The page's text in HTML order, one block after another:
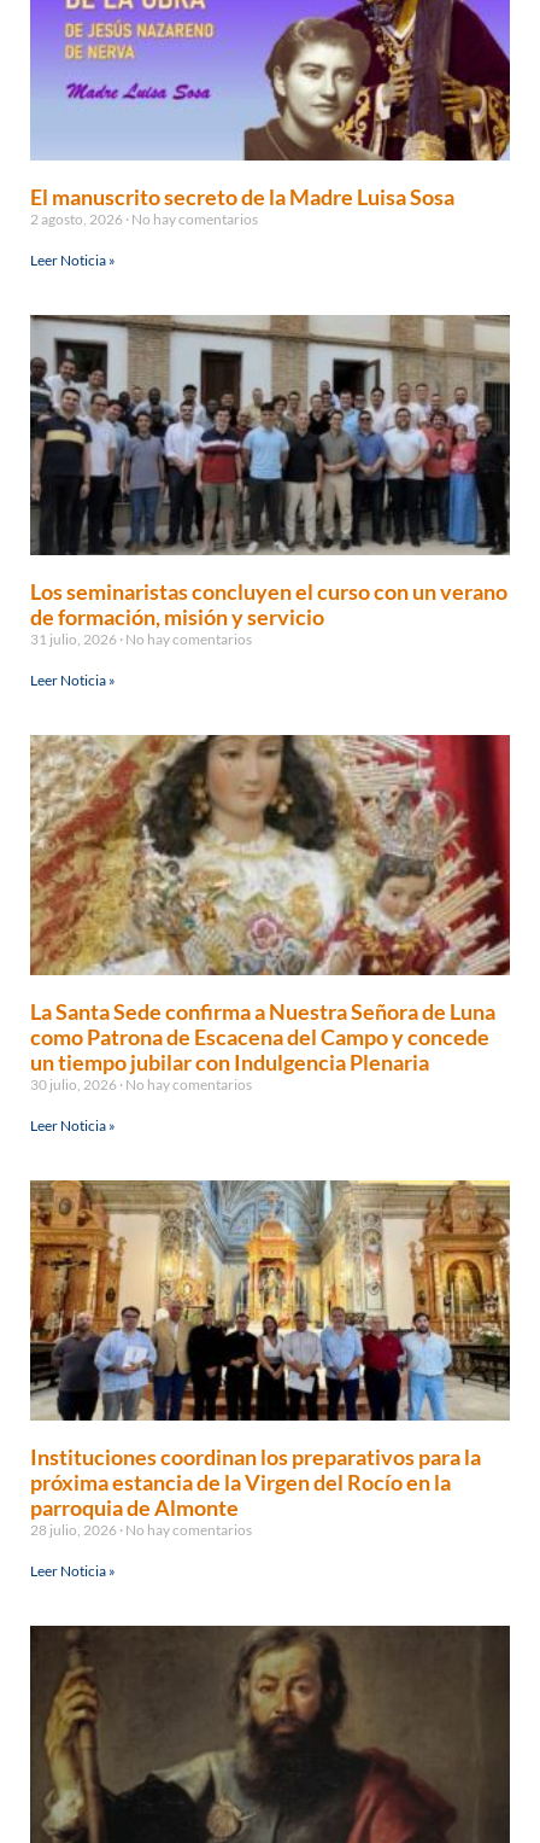
El manuscrito secreto de la Madre Luisa Sosa
2 agosto, 2026 No hay comentarios
Leer Noticia »
Los seminaristas concluyen el curso con un verano
de formación, misión y servicio
31 julio, 2026 No hay comentarios
Leer Noticia »
La Santa Sede confirma a Nuestra Señora de Luna
como Patrona de Escacena del Campo y concede
un tiempo jubilar con Indulgencia Plenaria
30 julio, 2026 No hay comentarios
Leer Noticia »
Instituciones coordinan los preparativos para la
próxima estancia de la Virgen del Rocío en la
parroquia de Almonte
28 julio, 2026 No hay comentarios
Leer Noticia »